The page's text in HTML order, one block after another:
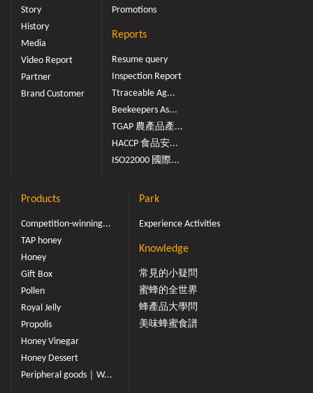
Story
History
Media
Video Report
Partner
Brand Customer
Promotions
Reports
Resume query
Inspection Report
Ttraceable Ag...
Beekeepers As...
TGAP 農產品產...
HACCP 食品安...
ISO22000 國際...
Products
Competition-winning...
TAP honey
Honey
Gift Box
Pollen
Royal Jelly
Propolis
Honey Vinegar
Honey Dessert
Peripheral goods｜W...
Park
Experience Activities
Knowledge
常見的小疑問
蜜蜂的全世界
蜂產品大學問
美味蜂蜜食譜